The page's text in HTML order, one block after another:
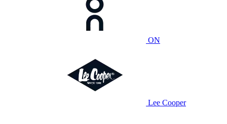
ON
Lee Cooper